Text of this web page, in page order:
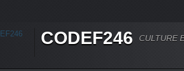
CODEF246 CULTURE